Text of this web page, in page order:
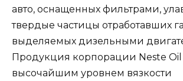
авто, оснащенных фильтрами,
твердые частицы отработавших
выделяемых дизельными
Продукция корпорации Neste Oil
высочайшим уровнем вязкости